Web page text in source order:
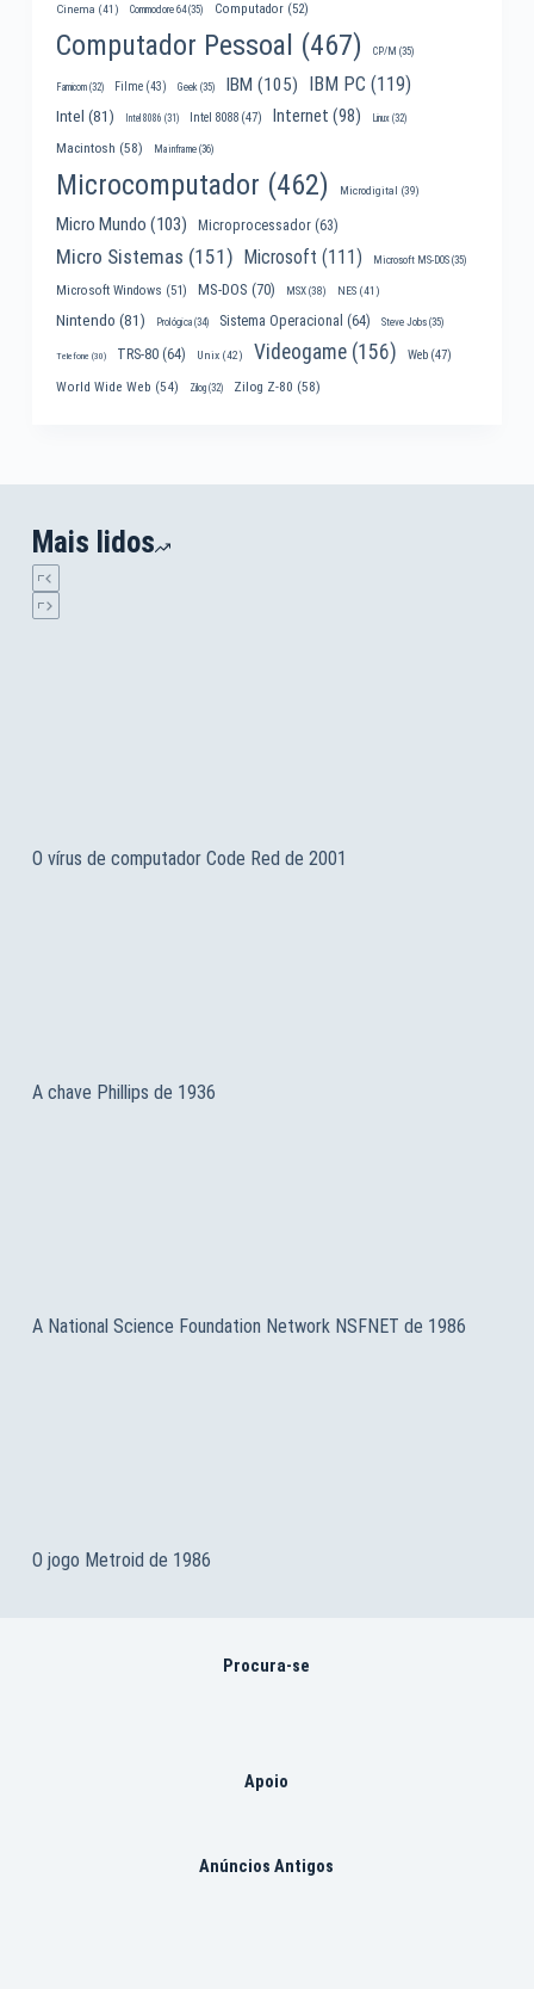
Cinema (41) Commodore 64(35) Computador(52)
Computador Pessoal (467) CP/M (35)
Famicom(32) Filme(43) Geek(35) IBM (105) IBM PC (119)
Intel (81) Intel 8086 (31) Intel 8088(47) Internet (98) Linux(32)
Macintosh (58) Mainframe(36)
Microcomputador (462) Microdigital (39)
Micro Mundo (103) Microprocessador(63)
Micro Sistemas (151) Microsoft (111) Microsoft MS-DOS(35)
Microsoft Windows (51) MS-DOS (70) MSX(38) NES(41)
Nintendo (81) Prológica(34) Sistema Operacional (64) Steve Jobs(35)
Telefone (30) TRS-80(64) Unix(42) Videogame(156) Web(47)
World Wide Web (54) Zilog(32) Zilog Z-80 (58)
Mais lidos
O vírus de computador Code Red de 2001
A chave Phillips de 1936
A National Science Foundation Network NSFNET de 1986
O jogo Metroid de 1986
Procura-se
Apoio
Anúncios Antigos